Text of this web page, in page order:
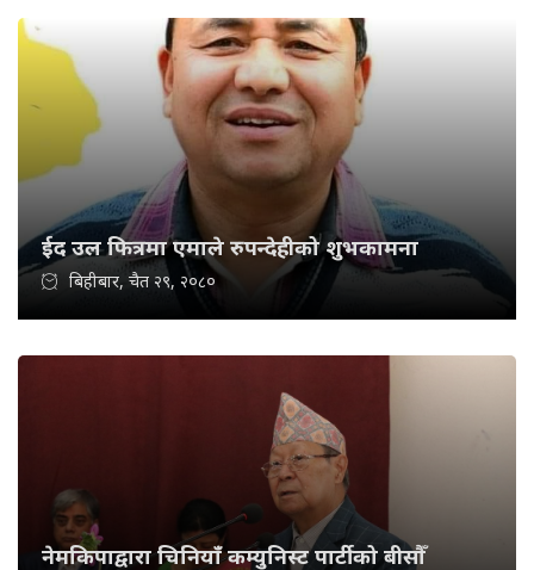
ईद उल फित्रमा एमाले रुपन्देहीको शुभकामना
बिहीबार, चैत २९, २०८०
नेमकिपाद्वारा चिनियाँ कम्युनिस्ट पार्टीको बीसौँ